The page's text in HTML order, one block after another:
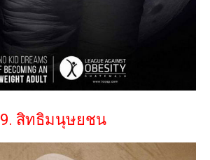
9. สิทธิมนุษยชน